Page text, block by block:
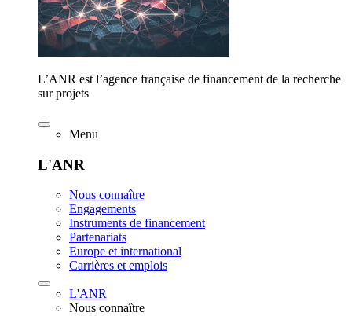
L’ANR est l’agence française de financement de la recherche
sur projets
Menu
L'ANR
Nous connaître
Engagements
Instruments de financement
Partenariats
Europe et international
Carrières et emplois
L'ANR
Nous connaître